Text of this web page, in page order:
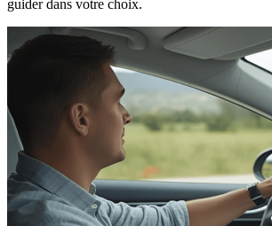
guider dans votre choix.